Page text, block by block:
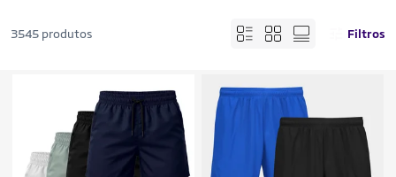
3545 produtos Filtros